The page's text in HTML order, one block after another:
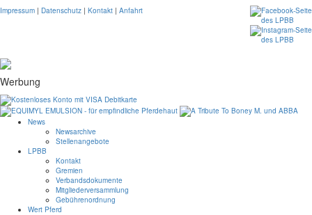
Impressum | Datenschutz | Kontakt | Anfahrt
Werbung
News
Newsarchive
Stellenangebote
LPBB
Kontakt
Gremien
Verbandsdokumente
Mitgliederversammlung
Gebührenordnung
Wert Pferd